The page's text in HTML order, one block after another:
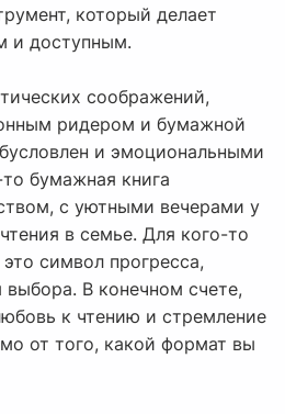
который делает
и доступным.
соображений,
ридером и бумажной
и эмоциональными
бумажная книга
с уютными вечерами у
в семье. Для кого-то
символ прогресса,
В конечном счете,
к чтению и стремление
от того, какой формат вы